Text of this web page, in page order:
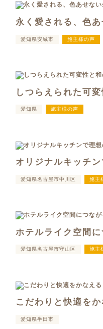
永く愛される、色
愛知県安城市 施主様の声
しつらえられた可
愛知県 施主様の声
オリジナルキッチ
愛知県名古屋市中川区 施主
ホテルライク空間
愛知県名古屋市守山区 施主
こだわりと快適を
愛知県半田市